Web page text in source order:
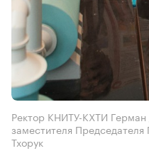
Ректор КНИТУ-КХТИ Герман
заместителя
Тхорук